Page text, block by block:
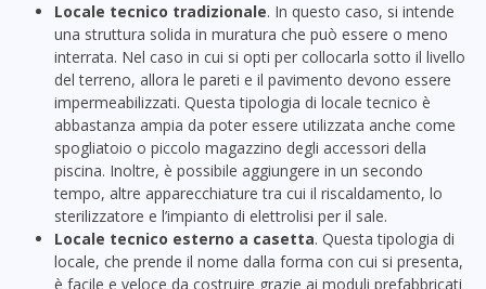
Locale tecnico tradizionale. In questo caso, si intende
una struttura solida in muratura che può essere o meno
interrata. Nel caso in cui si opti per collocarla sotto il livello
del terreno, allora le pareti e il pavimento devono essere
impermeabilizzati. Questa tipologia di locale tecnico è
abbastanza ampia da poter essere utilizzata anche come
spogliatoio o piccolo magazzino degli accessori della
piscina. Inoltre, è possibile aggiungere in un secondo
tempo, altre apparecchiature tra cui il riscaldamento, lo
sterilizzatore e l’impianto di elettrolisi per il sale.
Locale tecnico esterno a casetta. Questa tipologia di
locale, che prende il nome dalla forma con cui si presenta,
è facile e veloce da costruire grazie ai moduli prefabbricati